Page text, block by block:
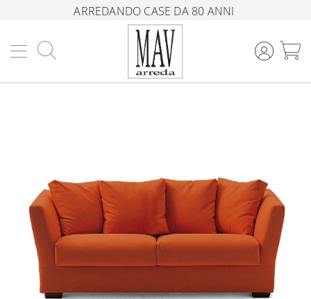
ARREDANDO CASE DA 80 ANNI
immagini